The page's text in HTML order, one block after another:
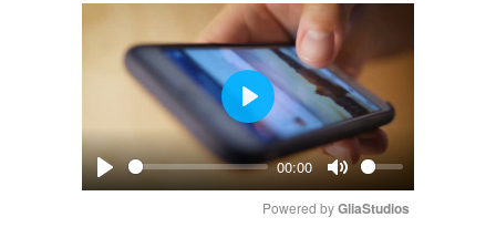
Play
00:00
Mute
Play
Powered by GliaStudios